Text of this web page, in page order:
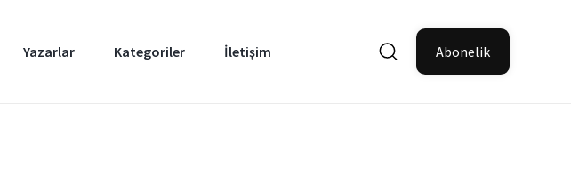
Yazarlar Kategoriler İletişim Abonelik